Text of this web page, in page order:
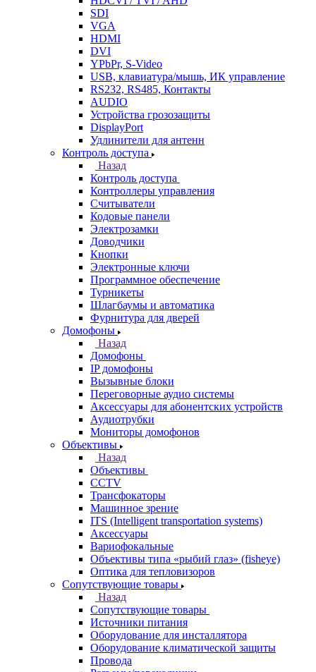
SDI
VGA
HDMI
DVI
YPbPr, S-Video
USB, клавиатура/мышь, ИК управление
RS232, RS485, Контакты
AUDIO
Устройства грозозащиты
DisplayPort
Удлинители для антенн
Контроль доступа
Назад
Контроль доступа
Контроллеры управления
Считыватели
Кодовые панели
Электрозамки
Доводчики
Кнопки
Электронные ключи
Программное обеспечение
Турникеты
Шлагбаумы и автоматика
Фурнитура для дверей
Домофоны
Назад
Домофоны
IP домофоны
Вызывные блоки
Переговорные аудио системы
Аксессуары для абонентских устройств
Аудиотрубки
Мониторы домофонов
Объективы
Назад
Объективы
CCTV
Трансфокаторы
Машинное зрение
ITS (Intelligent transportation systems)
Аксессуары
Вариофокальные
Объективы типа «рыбий глаз» (fisheye)
Оптика для тепловизоров
Сопутствующие товары
Назад
Сопутствующие товары
Источники питания
Оборудование для инсталлятора
Оборудование климатической защиты
Провода